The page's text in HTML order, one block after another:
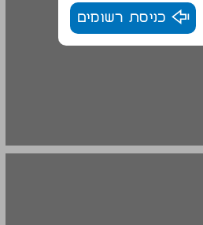
כניסת רשומים